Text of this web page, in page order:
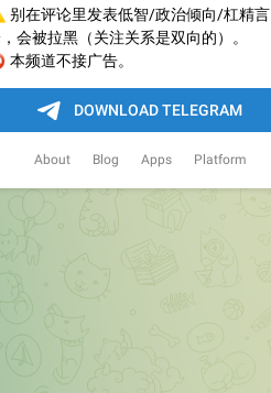
别在评论里发表低智/政治倾向/杠精言
会被拉黑（关注关系是双向的）。
本频道不接广告。
DOWNLOAD TELEGRAM
About Blog Apps Platform